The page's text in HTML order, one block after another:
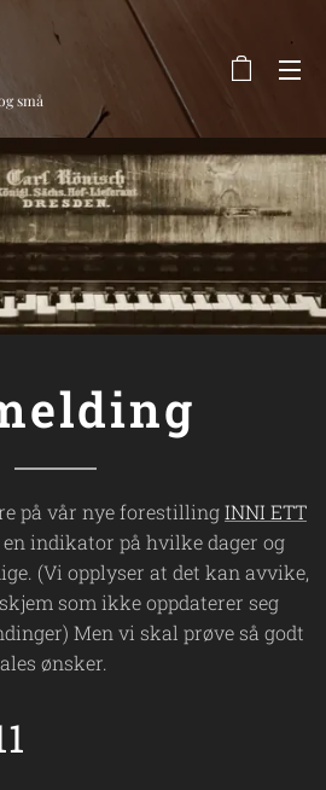
små
på vår nye forestillingINNI ETT
en indikator på hvilke dager og
(Vi opplyser at det kan avvike,
som ikke oppdaterer seg
Men vi skal prøve så godt
ønsker.